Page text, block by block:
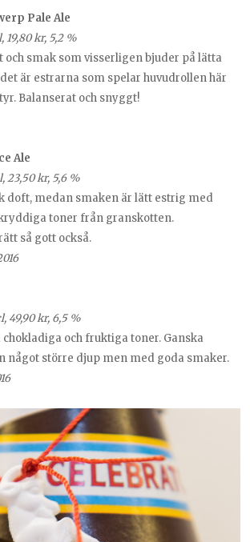
Pale Ale
19,80 kr, 5,2 %
smak som visserligen bjuder på lätta
är estrarna som spelar huvudrollen här
Balanserat och snyggt!
Ale
23,50 kr, 5,6 %
doft, medan smaken är lätt estrig med
toner från granskotten.
så gott också.
49,90 kr, 6,5 %
och fruktiga toner. Ganska
något större djup men med goda smaker.